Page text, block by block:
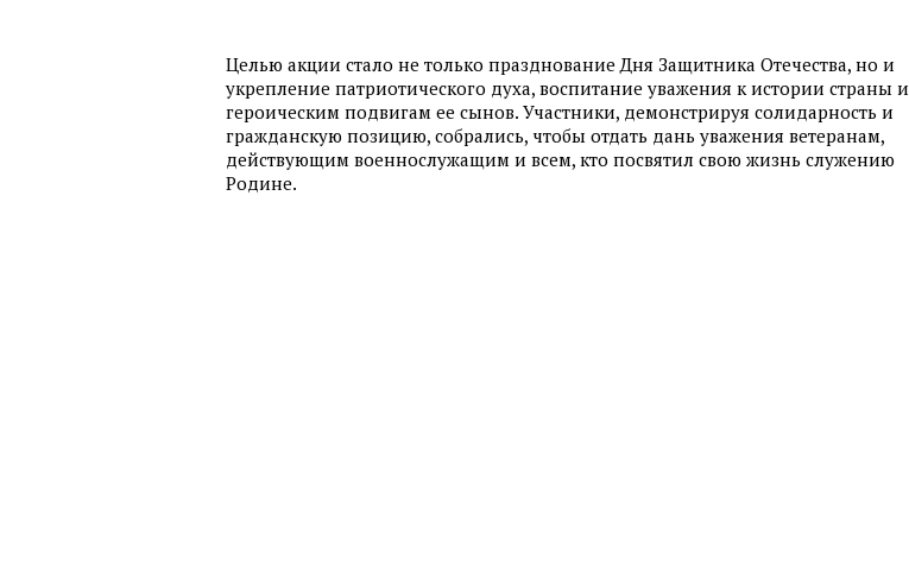
Целью акции стало не только празднование Дня Защитника Отечества, но и
укрепление патриотического духа, воспитание уважения к истории страны и
героическим подвигам ее сынов. Участники, демонстрируя солидарность и
гражданскую позицию, собрались, чтобы отдать дань уважения ветеранам,
действующим военнослужащим и всем, кто посвятил свою жизнь служению
Родине.